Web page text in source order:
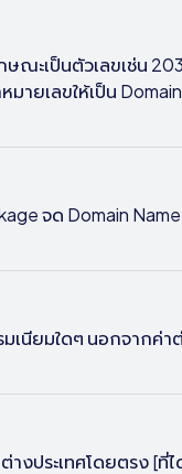
ะเป็นตัวเลขเช่น
ายเลขให้เป็น
จด Domain
เนียมใดๆ นอกจากค่า
ระเทศโดยตรง [ที่ไ